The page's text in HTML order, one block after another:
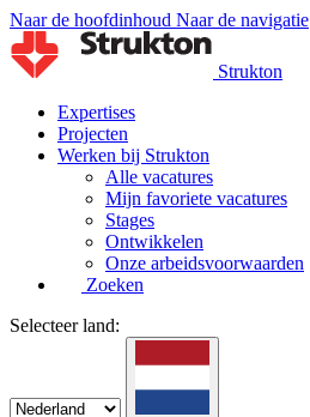
Naar de hoofdinhoud Naar de navigatie
Strukton
Expertises
Projecten
Werken bij Strukton
Alle vacatures
Mijn favoriete vacatures
Stages
Ontwikkelen
Onze arbeidsvoorwaarden
Zoeken
Selecteer land: